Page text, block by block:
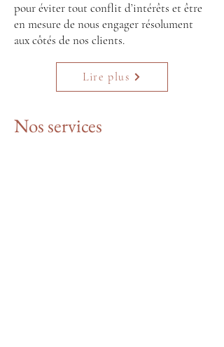
pour éviter tout conflit d’intérêts et être
en mesure de nous engager résolument
aux côtés de nos clients.
Lire plus
Nos services